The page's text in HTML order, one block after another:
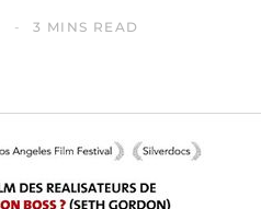
3 MINS READ